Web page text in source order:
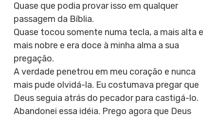
Quase que podia provar isso em qualquer
passagem da Bíblia.
Quase tocou somente numa tecla, a mais alta e
mais nobre e era doce à minha alma a sua
pregação.
A verdade penetrou em meu coração e nunca
mais pude olvidá-la. Eu costumava pregar que
Deus seguia atrás do pecador para castigá-lo.
Abandonei essa idéia. Prego agora que Deus